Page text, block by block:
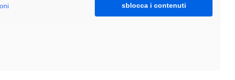
sblocca i contenuti